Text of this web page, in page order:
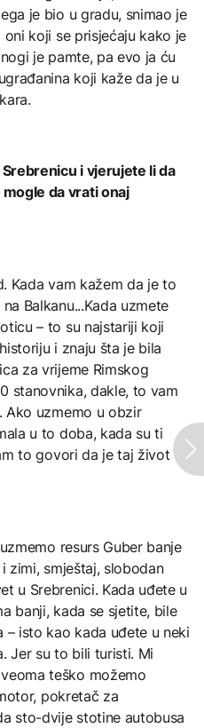
je bio u gradu, snimao je
koji se prisjećaju kako je
je pamte, pa evo ja ću
koji kaže da je u
i vjerujete li da
da vrati onaj
Kada vam kažem da je to
Balkanu...Kada uzmete
– to su najstariji koji
i znaju šta je bila
za vrijeme Rimskog
stanovnika, dakle, to vam
Ako uzmemo u obzir
u to doba, kada su ti
to govori da je taj život
resurs Guber banje
zimi, smještaj, slobodan
u Srebrenici. Kada uđete u
banji, kada se sjetite, bile
– isto kao kada uđete u neki
Jer su to bili turisti. Mi
teško možemo
pokretač za
sto-dvije stotine autobusa